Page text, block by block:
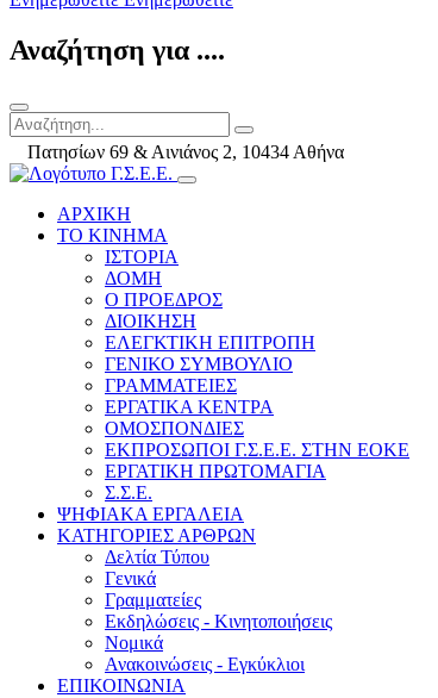
Αναζήτηση για ....
Πατησίων 69 & Αινιάνος 2, 10434 Αθήνα
ΑΡΧΙΚΗ
ΤΟ ΚΙΝΗΜΑ
ΙΣΤΟΡΙΑ
ΔΟΜΗ
Ο ΠΡΟΕΔΡΟΣ
ΔΙΟΙΚΗΣΗ
ΕΛΕΓΚΤΙΚΗ ΕΠΙΤΡΟΠΗ
ΓΕΝΙΚΟ ΣΥΜΒΟΥΛΙΟ
ΓΡΑΜΜΑΤΕΙΕΣ
ΕΡΓΑΤΙΚΑ ΚΕΝΤΡΑ
ΟΜΟΣΠΟΝΔΙΕΣ
ΕΚΠΡΟΣΩΠΟΙ Γ.Σ.Ε.Ε. ΣΤΗΝ ΕΟΚΕ
ΕΡΓΑΤΙΚΗ ΠΡΩΤΟΜΑΓΙΑ
Σ.Σ.Ε.
ΨΗΦΙΑΚΑ ΕΡΓΑΛΕΙΑ
ΚΑΤΗΓΟΡΙΕΣ ΑΡΘΡΩΝ
Δελτία Τύπου
Γενικά
Γραμματείες
Εκδηλώσεις - Κινητοποιήσεις
Νομικά
Ανακοινώσεις - Εγκύκλιοι
ΕΠΙΚΟΙΝΩΝΙΑ